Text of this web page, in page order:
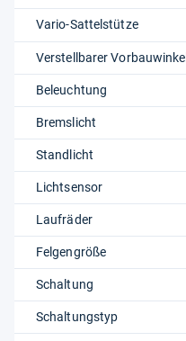
Vario-Sattelstütze
Verstellbarer Vorbauwinkel
Beleuchtung
Bremslicht
Standlicht
Lichtsensor
Laufräder
Felgengröße
Schaltung
Schaltungstyp